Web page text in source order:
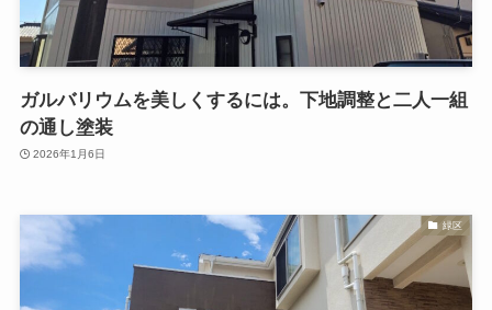
ガルバリウムを美しくするには。下地調整と二人一組
の通し塗装
2026年1月6日
緑区